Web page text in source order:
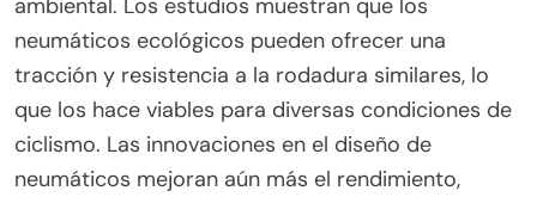
Los neumáticos de bicicleta ecológicos
generalmente rinden de manera comparable a las
opciones tradicionales, con beneficios adicionales
para la sostenibilidad. Estos neumáticos a menudo
utilizan goma natural y materiales reciclados,